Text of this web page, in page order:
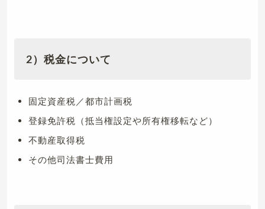
2）税金について
固定資産税／都市計画税
登録免許税（抵当権設定や所有権移転など）
不動産取得税
その他司法書士費用